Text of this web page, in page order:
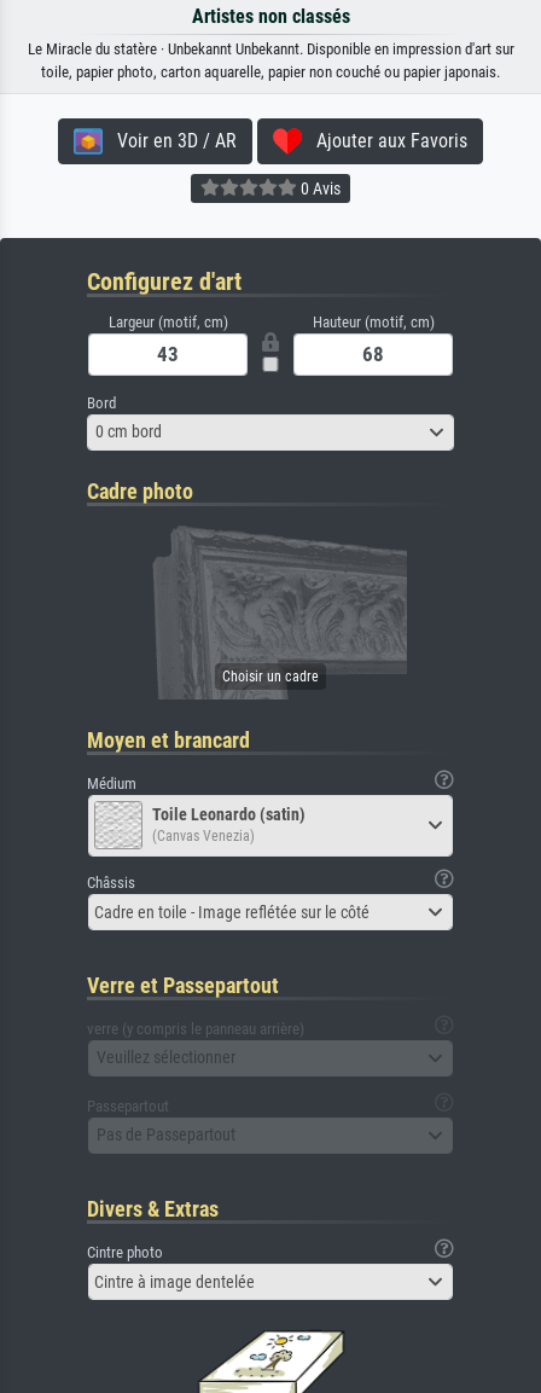
Artistes non classés
Le Miracle du statère · Unbekannt Unbekannt. Disponible en impression d'art sur
toile, papier photo, carton aquarelle, papier non couché ou papier japonais.
Voir en 3D / AR Ajouter aux Favoris
0 Avis
Configurez d'art
Largeur (motif, cm) Hauteur (motif, cm)
Bord
0 cm bord
Cadre photo
Moyen et brancard
Médium
Toile Leonardo (satin)
(Canvas Venezia)
Châssis
Cadre en toile - Image reflétée sur le côté
Verre et Passepartout
verre (y compris le panneau arrière)
Veuillez sélectionner
Passepartout
Pas de Passepartout
Divers & Extras
Cintre photo
Cintre à image dentelée